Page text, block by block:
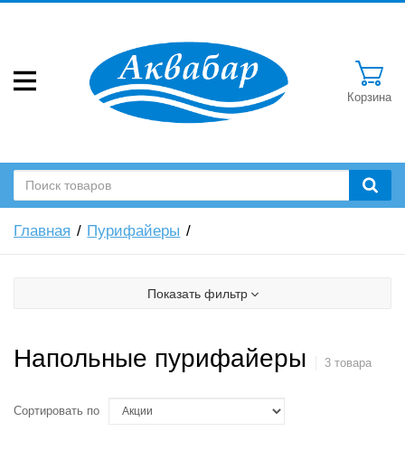
Корзина
Главная Пурифайеры
Показать фильтр
Напольные пурифайеры 3 товара
Сортировать по